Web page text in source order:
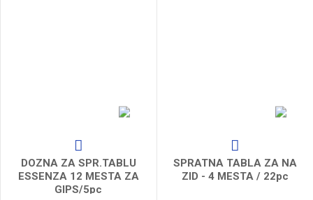
DOZNA ZA SPR.TABLU
ESSENZA 12 MESTA ZA
GIPS/5pc
SPRATNA TABLA ZA NA
ZID - 4 MESTA / 22pc